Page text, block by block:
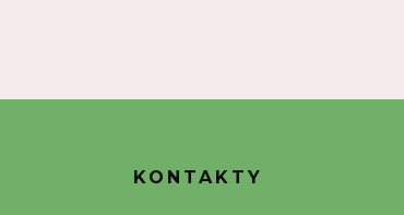
KONTAKTY